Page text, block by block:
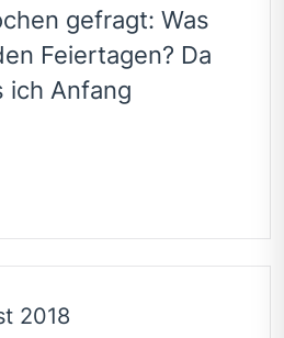
gefragt: Was
Feiertagen? Da
ich Anfang
2018